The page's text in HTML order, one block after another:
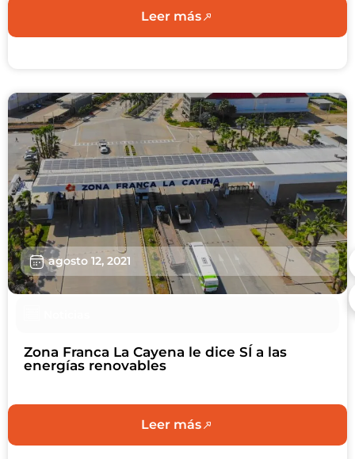
Leer más
agosto 12, 2021
Zona Franca La Cayena le dice SÍ a las
energías renovables
Leer más